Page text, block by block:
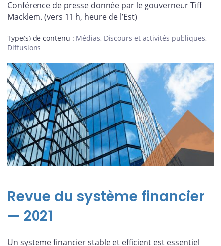
Conférence de presse donnée par le gouverneur Tiff
Macklem. (vers 11 h, heure de l’Est)
Type(s) de contenu : Médias, Discours et activités publiques,
Diffusions
Revue du système financier
— 2021
Un système financier stable et efficient est essentiel